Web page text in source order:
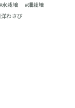
水栽培
#畑栽培
わさび